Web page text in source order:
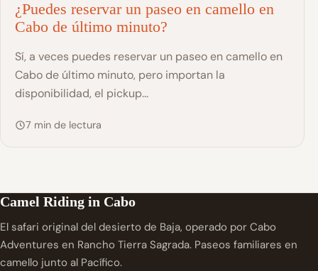
¿Puedes reservar un paseo en camello en
Cabo de último minuto?
Sí, a veces puedes reservar un paseo en camello en
Cabo de último minuto, pero importan la
disponibilidad, el pickup...
7 min de lectura
Camel Riding in Cabo
El safari original del desierto de Baja, operado por Cabo
Adventures en Rancho Tierra Sagrada. Paseos familiares en
camello junto al Pacífico.